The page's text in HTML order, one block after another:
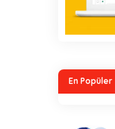
En Popüler